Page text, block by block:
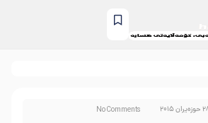
2015
No Comments